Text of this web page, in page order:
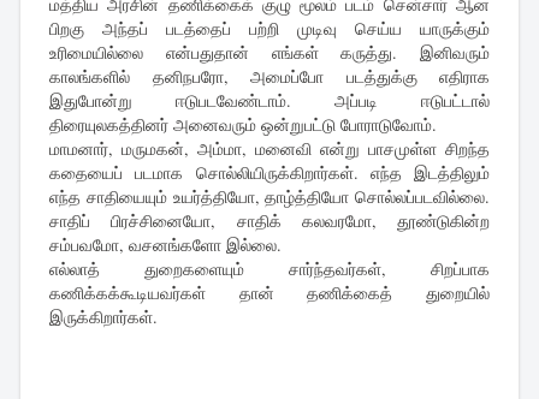
பிறகு அந்தப் படத்தைப் பற்றி முடிவு செய்ய யாருக்கும்
உரிமையில்லை என்பதுதான் எங்கள் கருத்து. இனிவரும்
காலங்களில் தனிநபரோ, அமைப்போ படத்துக்கு எதிராக
இதுபோன்று ஈடுபடவேண்டாம். அப்படி ஈடுபட்டால்
திரையுலகத்தினர் அனைவரும் ஒன்றுபட்டு போராடுவோம்.
மாமனார், மருமகன், அம்மா, மனைவி என்று பாசமுள்ள சிறந்த
கதையைப் படமாக சொல்லியிருக்கிறார்கள். எந்த இடத்திலும்
எந்த சாதியையும் உயர்த்தியோ, தாழ்த்தியோ சொல்லப்படவில்லை.
சாதிப் பிரச்சினையோ, சாதிக் கலவரமோ, தூண்டுகின்ற
சம்பவமோ, வசனங்களோ இல்லை.
எல்லாத் துறைகளையும் சார்ந்தவர்கள், சிறப்பாக
கணிக்கக்கூடியவர்கள் தான் தணிக்கைத் துறையில்
இருக்கிறார்கள்.